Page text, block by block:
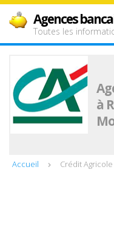
Agences
Toutes les
à
Accueil Crédit